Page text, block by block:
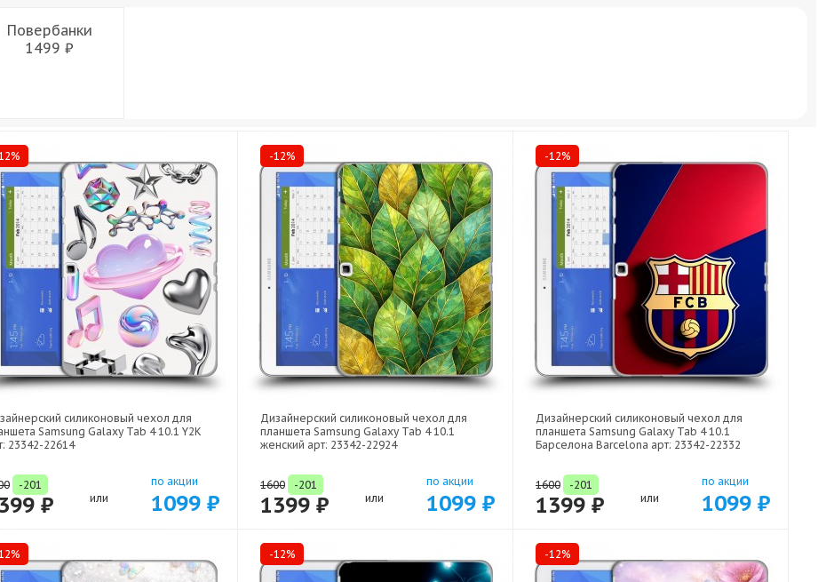
Повербанки
1499 ₽
силиконовый чехол для
Samsung Galaxy Tab 4 10.1 Y2K
23342-22614
-201
₽ или
по акции
1099 ₽
-12%
Дизайнерский силиконовый чехол для
планшета Samsung Galaxy Tab 4 10.1
женский арт: 23342-22924
1600 -201
1399 ₽ или
по акции
1099 ₽
-12%
Дизайнерский силиконовый чехол для
планшета Samsung Galaxy Tab 4 10.1
Барселона Barcelona арт: 23342-22332
1600 -201
1399 ₽ или
по акции
1099 ₽
-12% -12%